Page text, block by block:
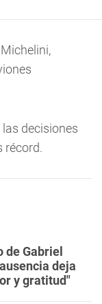
decisiones
récord.
Gabriel
deja
y gratitud"